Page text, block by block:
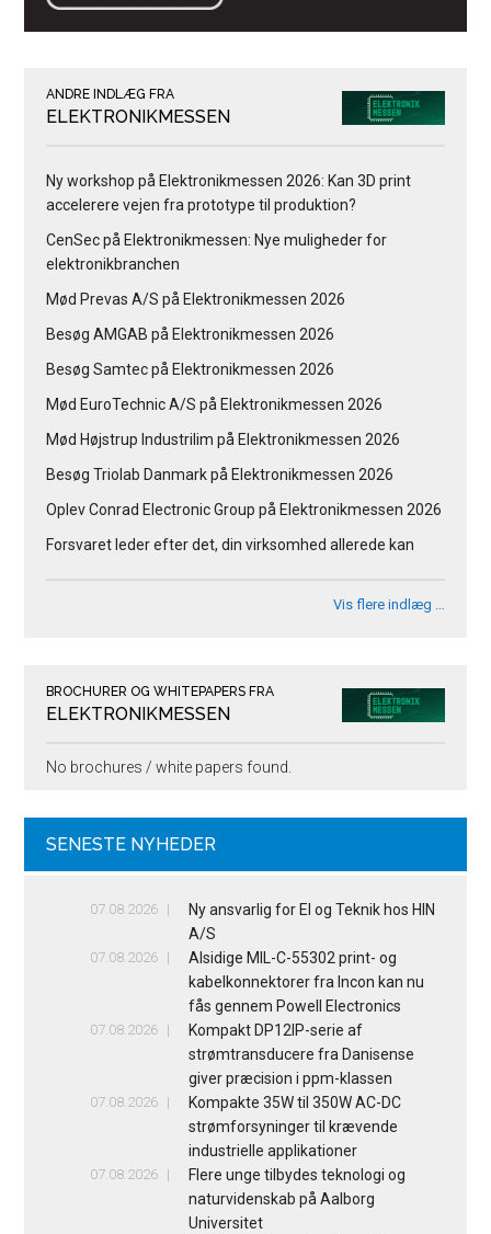
ANDRE INDLÆG FRA
ELEKTRONIKMESSEN
Ny workshop på Elektronikmessen 2026: Kan 3D print
accelerere vejen fra prototype til produktion?
CenSec på Elektronikmessen: Nye muligheder for
elektronikbranchen
Mød Prevas A/S på Elektronikmessen 2026
Besøg AMGAB på Elektronikmessen 2026
Besøg Samtec på Elektronikmessen 2026
Mød EuroTechnic A/S på Elektronikmessen 2026
Mød Højstrup Industrilim på Elektronikmessen 2026
Besøg Triolab Danmark på Elektronikmessen 2026
Oplev Conrad Electronic Group på Elektronikmessen 2026
Forsvaret leder efter det, din virksomhed allerede kan
Vis flere indlæg …
BROCHURER OG WHITEPAPERS FRA
ELEKTRONIKMESSEN
No brochures / white papers found.
SENESTE NYHEDER
07.08.2026
Ny ansvarlig for El og Teknik hos HIN
A/S
07.08.2026
Alsidige MIL-C-55302 print- og
kabelkonnektorer fra Incon kan nu
fås gennem Powell Electronics
07.08.2026
Kompakt DP12IP-serie af
strømtransducere fra Danisense
giver præcision i ppm-klassen
07.08.2026
Kompakte 35W til 350W AC-DC
strømforsyninger til krævende
industrielle applikationer
07.08.2026
Flere unge tilbydes teknologi og
naturvidenskab på Aalborg
Universitet